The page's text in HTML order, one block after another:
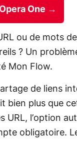
One →
ou de mots
? Un
Mon Flow.
de liens
bien plus que
URL, l’option
obligatoire.